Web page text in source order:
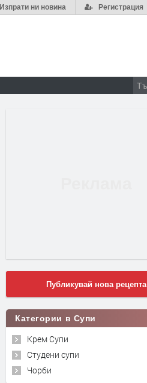
Регистрация
Изпрати ни новина
Публикувай нова рецепта
Категории в Супи
Крем Супи
Студени супи
Чорби